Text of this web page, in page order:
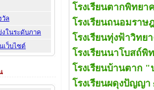
วัล
ในระดับภาค
เว็บไซต์
โรงเรียนตากพิทยา
โรงเรียนถนอมราษ
โรงเรียนทุ่งฟ้าวิทย
โรงเรียนนาโบสถ์พิ
โรงเรียนบ้านตาก "
โรงเรียนผดุงปัญญา